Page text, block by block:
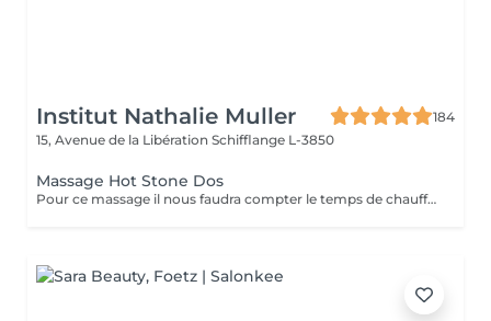
Institut Nathalie Muller
184
15, Avenue de la Libération Schifflange L-3850
Massage Hot Stone Dos
Pour ce massage il nous faudra compter le temps de chauffe des pierres Pour les soins le matin merci de prendre rendez vous à partir de 9h30